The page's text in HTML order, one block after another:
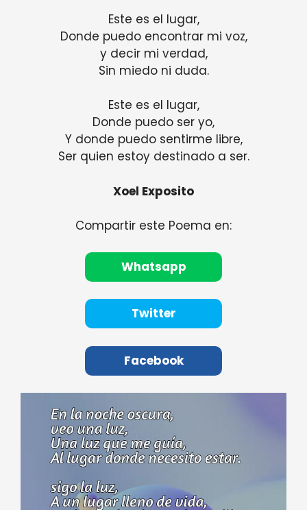
Este es el lugar,
Donde puedo encontrar mi voz,
y decir mi verdad,
Sin miedo ni duda.
Este es el lugar,
Donde puedo ser yo,
Y donde puedo sentirme libre,
Ser quien estoy destinado a ser.
Xoel Exposito
Compartir este Poema en:
Whatsapp
Twitter
Facebook